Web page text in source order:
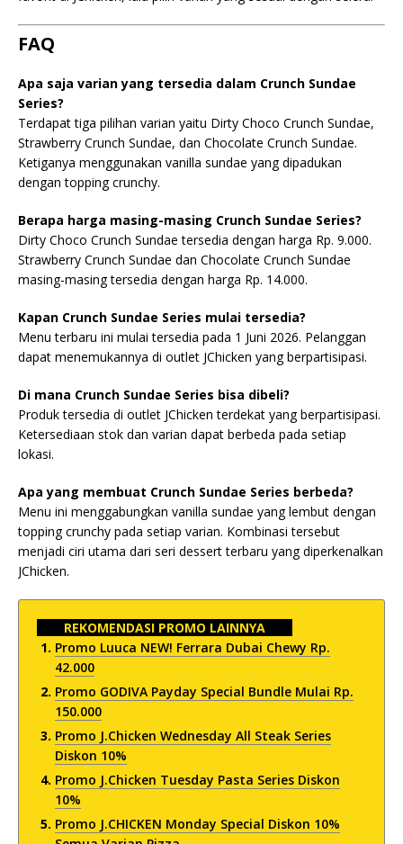
FAQ
Apa saja varian yang tersedia dalam Crunch Sundae
Series?
Terdapat tiga pilihan varian yaitu Dirty Choco Crunch Sundae,
Strawberry Crunch Sundae, dan Chocolate Crunch Sundae.
Ketiganya menggunakan vanilla sundae yang dipadukan
dengan topping crunchy.
Berapa harga masing-masing Crunch Sundae Series?
Dirty Choco Crunch Sundae tersedia dengan harga Rp. 9.000.
Strawberry Crunch Sundae dan Chocolate Crunch Sundae
masing-masing tersedia dengan harga Rp. 14.000.
Kapan Crunch Sundae Series mulai tersedia?
Menu terbaru ini mulai tersedia pada 1 Juni 2026. Pelanggan
dapat menemukannya di outlet JChicken yang berpartisipasi.
Di mana Crunch Sundae Series bisa dibeli?
Produk tersedia di outlet JChicken terdekat yang berpartisipasi.
Ketersediaan stok dan varian dapat berbeda pada setiap
lokasi.
Apa yang membuat Crunch Sundae Series berbeda?
Menu ini menggabungkan vanilla sundae yang lembut dengan
topping crunchy pada setiap varian. Kombinasi tersebut
menjadi ciri utama dari seri dessert terbaru yang diperkenalkan
JChicken.
REKOMENDASI PROMO LAINNYA
Promo Luuca NEW! Ferrara Dubai Chewy Rp.
42.000
Promo GODIVA Payday Special Bundle Mulai Rp.
150.000
Promo J.Chicken Wednesday All Steak Series
Diskon 10%
Promo J.Chicken Tuesday Pasta Series Diskon
10%
Promo J.CHICKEN Monday Special Diskon 10%